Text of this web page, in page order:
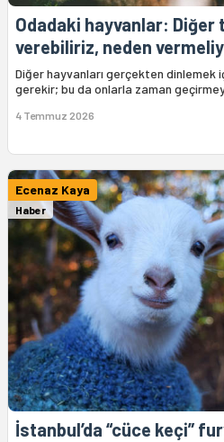
Odadaki hayvanlar: Diğer
verebiliriz, neden
Diğer hayvanları gerçekten dinlemek
gerekir; bu da onlarla zaman
4 Temmuz 2026
Ecenaz Kaya
Haber
İstanbul’da “cüce keçi”